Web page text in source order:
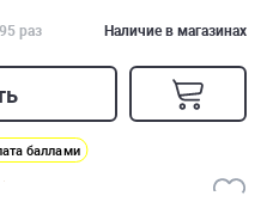
раз Наличие в магазинах
баллами